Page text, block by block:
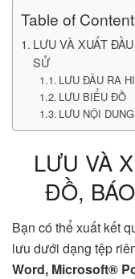
Table of
LƯU VÀ XUẤT
SỬ
LƯU ĐẦU RA
LƯU BIỂU ĐỒ
LƯU NỘI
LƯU VÀ
ĐỒ,
Bạn có thể xuất kết
lưu dưới dạng tệp
Word, Microsoft®